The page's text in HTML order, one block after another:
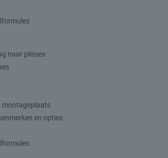
naar plisses
montageplaats
en opties